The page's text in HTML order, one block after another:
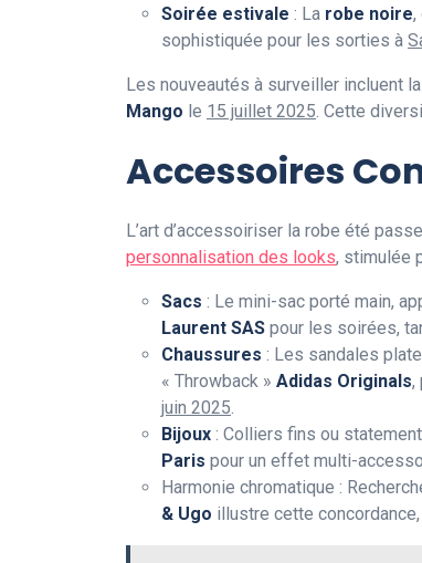
Soirée estivale : La robe noire,
sophistiquée pour les sorties à
Les nouveautés à surveiller incluent
Mango le 15 juillet 2025. Cette
Accessoires
L’art d’accessoiriser la robe été
personnalisation des looks, stimulée
Sacs : Le mini-sac porté main,
Laurent SAS pour les soirées,
Chaussures : Les sandales
« Throwback » Adidas Originals,
juin 2025.
Bijoux : Colliers fins ou
Paris pour un effet multi-
Harmonie chromatique :
& Ugo illustre cette